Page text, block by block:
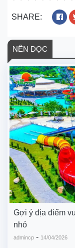
SHARE:
NÊN ĐỌC
Gợi ý địa điểm
nhỏ
admincp - 14/04/2026